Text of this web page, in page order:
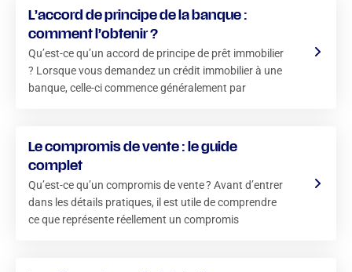
L’accord de principe de la banque :
comment l’obtenir ?
Qu’est-ce qu’un accord de principe de prêt immobilier
? Lorsque vous demandez un crédit immobilier à une
banque, celle-ci commence généralement par
Le compromis de vente : le guide
complet
Qu’est-ce qu’un compromis de vente ? Avant d’entrer
dans les détails pratiques, il est utile de comprendre
ce que représente réellement un compromis